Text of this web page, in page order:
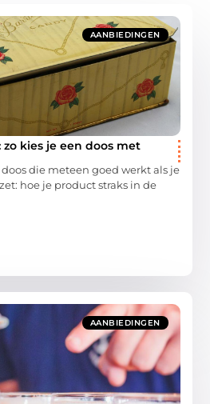
AANBIEDINGEN
kies je een doos met
die meteen goed werkt als je
hoe je product straks in de
AANBIEDINGEN